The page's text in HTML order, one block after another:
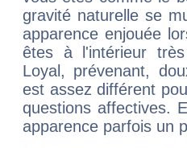
gravité naturelle se
apparence enjouée
êtes à l'intérieur
Loyal, prévenant,
est assez différent
questions affectives.
apparence parfois un